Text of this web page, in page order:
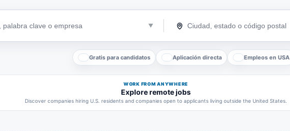
Gratis para candidatos Aplicación directa Empleos en USA
WORK FROM ANYWHERE
Explore remote jobs
Discover companies hiring U.S. residents and companies open to applicants living outside the United States.